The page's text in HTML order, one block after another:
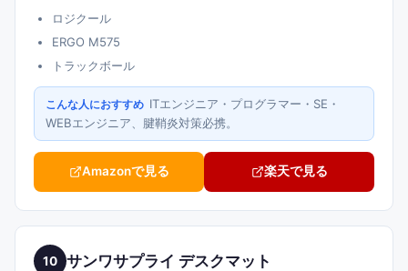
ロジクール
ERGO M575
トラックボール
こんな人におすすめ ITエンジニア・プログラマー・SE・
WEBエンジニア、腱鞘炎対策必携。
Amazonで見る 楽天で見る
10 サンワサプライ デスクマット